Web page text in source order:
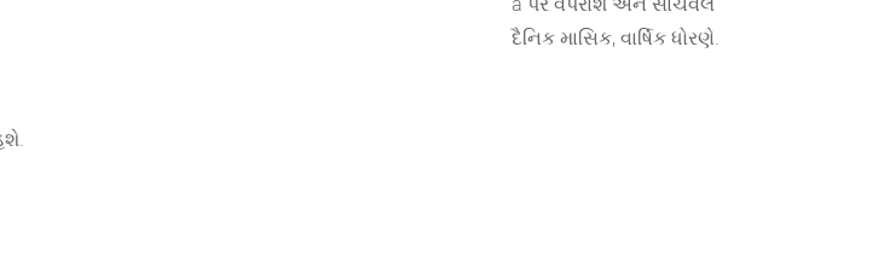
દૈનિક માસિક, વાર્ષિક ધોરણે.